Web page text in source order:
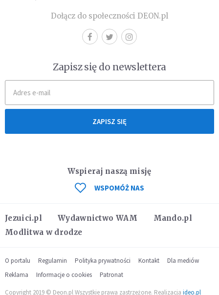
Dołącz do społeczności DEON.pl
Zapisz się do newslettera
ZAPISZ SIĘ
Jezuici.pl Wydawnictwo WAM
Mando.pl
Modlitwa w drodze
Wspieraj naszą misję
WSPOMÓŻ NAS
O portalu Regulamin Polityka prywatności Kontakt
Dla mediów
Reklama
Informacje o cookies Patronat
Copyright 2019 © Deon.pl Wszystkie prawa zastrzeżone. Realizacja ideo.pl